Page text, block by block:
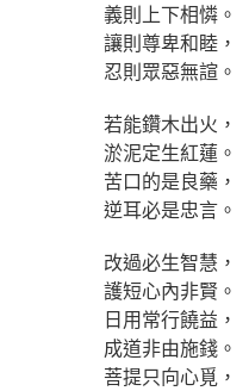
義則上下相憐。
讓則尊卑和睦，
忍則眾惡無諠。
若能鑽木出火，
淤泥定生紅蓮。
苦口的是良藥，
逆耳必是忠言。
改過必生智慧，
護短心內非賢。
日用常行饒益，
成道非由施錢。
菩提只向心覓，